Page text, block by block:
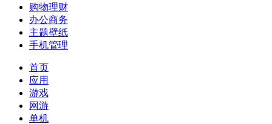
购物理财
办公商务
主题壁纸
手机管理
首页
应用
游戏
网游
单机